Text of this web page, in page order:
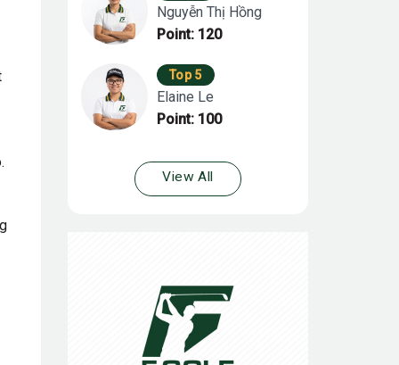
Nguyễn Thị Hồng
Point: 120
Top 5
Elaine Le
Point: 100
View All